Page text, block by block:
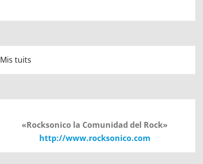
Mis tuits
«Rocksonico la Comunidad del Rock»
http://www.rocksonico.com